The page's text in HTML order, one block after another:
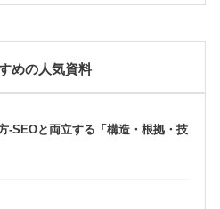
めの人気資料
-SEOと両立する「構造・根拠・技